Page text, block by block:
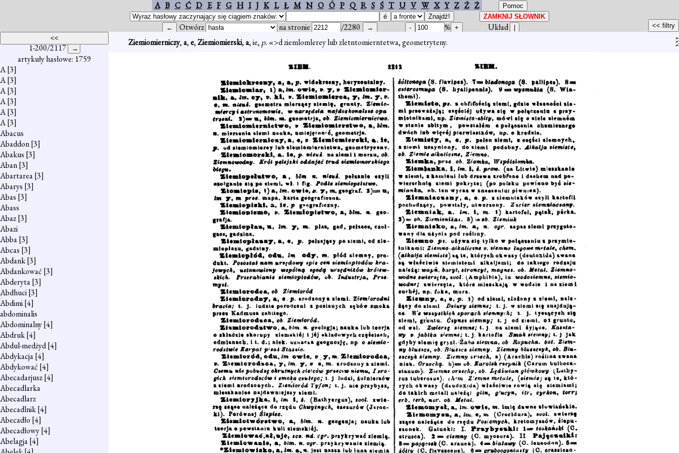
A B C Ć D E F G H I J K L Ł M N O Ó P Q R S Ś T U V W X Y Z Ź Ż
Otwórz na stronie /2280 %
Układ
1-200/2117
artykuły hasłowe: 1759
A[3]
A[3]
A[3]
A[3]
A[3]
A[3]
Abacus
Abaddon[3]
Abakus [3]
Aban[3]
Abartarea[3]
Abarys [3]
Abas [3]
Abass
Abaz[3]
Abazi
Abba[3]
Abcas [3]
Abdank[3]
Abdankować [3]
Abderyta[3]
Abdhuci[3]
Abdimi[4]
abdominalis
Abdominalny[4]
Abdruk[4]
Abdul-medżyd[4]
Abdykacja[4]
Abdykować [4]
Abecadarjusz[4]
Abecadlarka
Abecadlarz
Abecadlnik[4]
Abecadło [4]
Abecadłowy[4]
Abelagja[4]
Ziemiomierniczy,a,e,Ziemiomierski,a, ie, p. «>d ziemlomlerey lub zletntomierntetwa, geometryteny.